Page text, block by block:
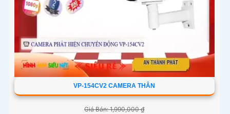
VP-154CV2 CAMERA THÂN
Giá Bán: 1,990,000 ₫